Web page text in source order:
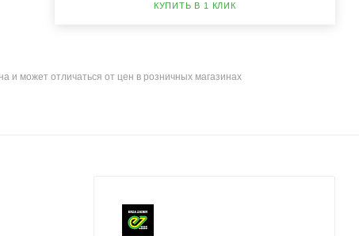
КУПИТЬ В 1 КЛИК
и может отличаться от цен в розничных магазинах